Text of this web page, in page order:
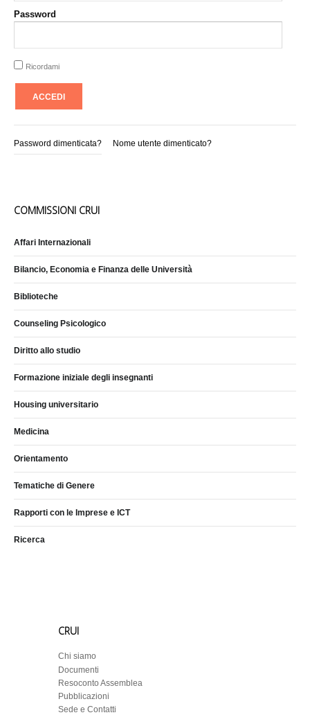
Password
Ricordami
Password dimenticata? Nome utente dimenticato?
COMMISSIONI CRUI
Affari Internazionali
Bilancio, Economia e Finanza delle Università
Biblioteche
Counseling Psicologico
Diritto allo studio
Formazione iniziale degli insegnanti
Housing universitario
Medicina
Orientamento
Tematiche di Genere
Rapporti con le Imprese e ICT
Ricerca
CRUI
Chi siamo
Documenti
Resoconto Assemblea
Pubblicazioni
Sede e Contatti